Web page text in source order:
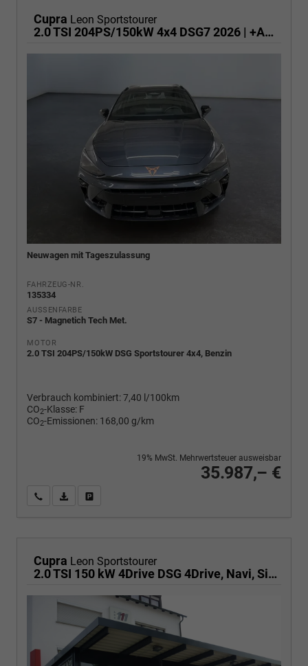
Cupra Leon Sportstourer
2.0 TSI 204PS/150kW 4x4 DSG7 2026 | +AHK +RFK +El.Hecklappe +CUPRA HD Matrix +NAVI +5J Erw. Garantie - RESERIVERT
Neuwagen mit Tageszulassung
FAHRZEUG-NR.
135334
AUSSENFARBE
S7 - Magnetich Tech Met.
MOTOR
2.0 TSI 204PS/150kW DSG Sportstourer 4x4, Benzin
Verbrauch kombiniert:7,40 l/100km
CO2-Klasse: F
CO2-Emissionen: 168,00 g/km
35.987,– €
19% MwSt. Mehrwertsteuer ausweisbar
Wir rufen Sie anPDF-Fahrzeugexposé drucken
Cupra Leon Sportstourer
2.0 TSI 150 kW 4Drive DSG 4Drive, Navi, Side, Matrix, el. Klappe, 18-Zoll, 5 J.-Garantie